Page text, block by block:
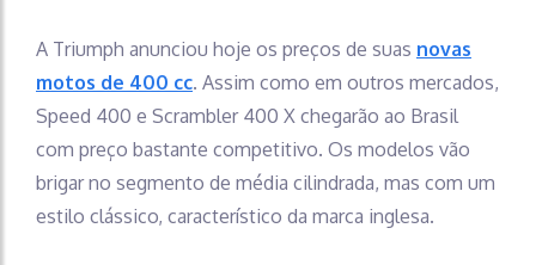
A Triumph anunciou hoje os preços de suas novas
motos de 400 cc. Assim como em outros mercados,
Speed 400 e Scrambler 400 X chegarão ao Brasil
com preço bastante competitivo. Os modelos vão
brigar no segmento de média cilindrada, mas com um
estilo clássico, característico da marca inglesa.